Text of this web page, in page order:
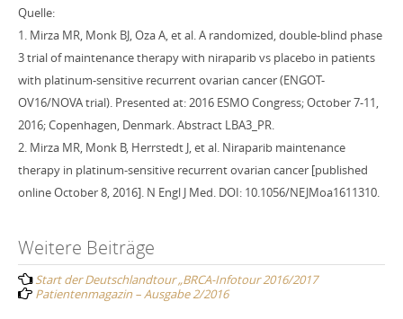
Quelle:
1. Mirza MR, Monk BJ, Oza A, et al. A randomized, double-blind phase
3 trial of maintenance therapy with niraparib vs placebo in patients
with platinum-sensitive recurrent ovarian cancer (ENGOT-
OV16/NOVA trial). Presented at: 2016 ESMO Congress; October 7-11,
2016; Copenhagen, Denmark. Abstract LBA3_PR.
2. Mirza MR, Monk B, Herrstedt J, et al. Niraparib maintenance
therapy in platinum-sensitive recurrent ovarian cancer [published
online October 8, 2016]. N Engl J Med. DOI: 10.1056/NEJMoa1611310.
Post
navigation
Weitere Beiträge
Start der Deutschlandtour „BRCA-Infotour 2016/2017
Patientenmagazin – Ausgabe 2/2016